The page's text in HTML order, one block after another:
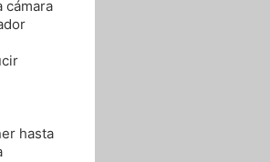
cámara
hasta